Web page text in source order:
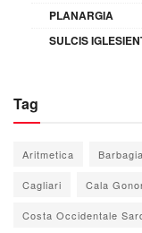
PLANARGIA
SULCIS
Tag
Aritmetica Barbagia
Cagliari Cala
Costa Occidentale